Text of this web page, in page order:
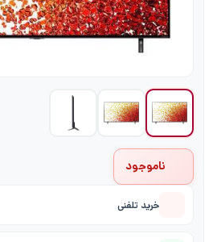
ناموجود
خرید تلفنی